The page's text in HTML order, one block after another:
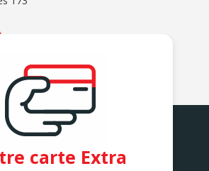
23
/ Katteputstraat 1
carte Extra